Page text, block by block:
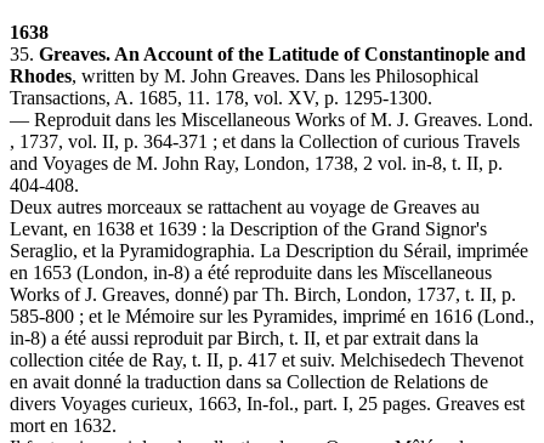
1638
35. Greaves. An Account of the Latitude of Constantinople and
Rhodes, written by M. John Greaves. Dans les Philosophical
Transactions, A. 1685, 11. 178, vol. XV, p. 1295-1300.
— Reproduit dans les Miscellaneous Works of M. J. Greaves. Lond.
, 1737, vol. II, p. 364-371 ; et dans la Collection of curious Travels
and Voyages de M. John Ray, London, 1738, 2 vol. in-8, t. II, p.
404-408.
Deux autres morceaux se rattachent au voyage de Greaves au
Levant, en 1638 et 1639 : la Description of the Grand Signor's
Seraglio, et la Pyramidographia. La Description du Sérail, imprimée
en 1653 (London, in-8) a été reproduite dans les Mïscellaneous
Works of J. Greaves, donné) par Th. Birch, London, 1737, t. II, p.
585-800 ; et le Mémoire sur les Pyramides, imprimé en 1616 (Lond.,
in-8) a été aussi reproduit par Birch, t. II, et par extrait dans la
collection citée de Ray, t. II, p. 417 et suiv. Melchisedech Thevenot
en avait donné la traduction dans sa Collection de Relations de
divers Voyages curieux, 1663, In-fol., part. I, 25 pages. Greaves est
mort en 1632.